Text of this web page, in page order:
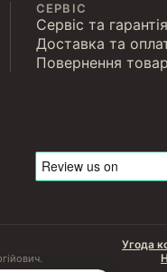
СЕРВІС
Сервіс та гарантія
Доставка та
Повернення
Угода